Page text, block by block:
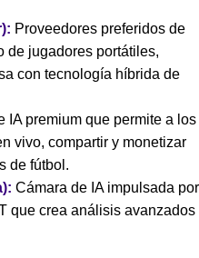
Proveedores preferidos de
de jugadores portátiles,
con tecnología híbrida de
IA premium que permite a los
vivo, compartir y monetizar
de fútbol.
Cámara de IA impulsada por
que crea análisis avanzados